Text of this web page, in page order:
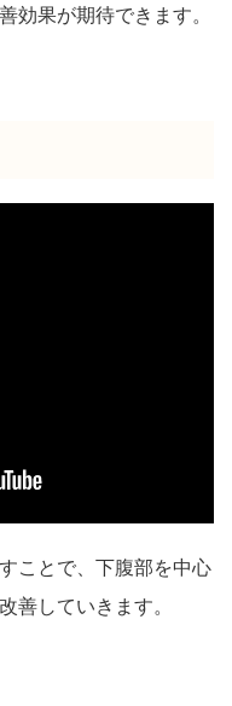
効果が期待できます。
ことで、下腹部を中心
善していきます。